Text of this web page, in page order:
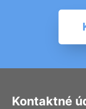
Kontaktné